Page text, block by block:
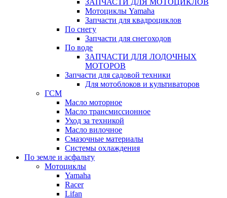
ЗАПЧАСТИ ДЛЯ МОТОЦИКЛОВ
Мотоциклы Yamaha
Запчасти для квадроциклов
По снегу
Запчасти для снегоходов
По воде
ЗАПЧАСТИ ДЛЯ ЛОДОЧНЫХ
МОТОРОВ
Запчасти для садовой техники
Для мотоблоков и культиваторов
ГСМ
Масло моторное
Масло трансмиссионное
Уход за техникой
Масло вилочное
Смазочные материалы
Системы охлаждения
По земле и асфальту
Мотоциклы
Yamaha
Racer
Lifan